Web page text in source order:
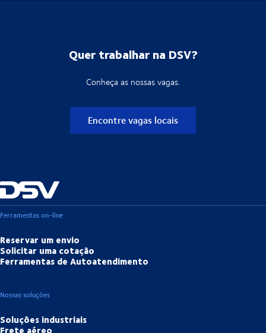
Quer trabalhar na DSV?
Conheça as nossas vagas.
Encontre vagas locais
Ferramentas on-line
Reservar um envio
Solicitar uma cotação
Ferramentas de Autoatendimento
Nossas soluções
Soluções industriais
Frete aéreo